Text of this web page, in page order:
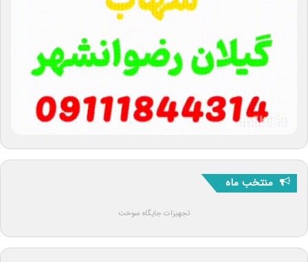
منتخب ماه
تجهیزات جایگاه سوخت